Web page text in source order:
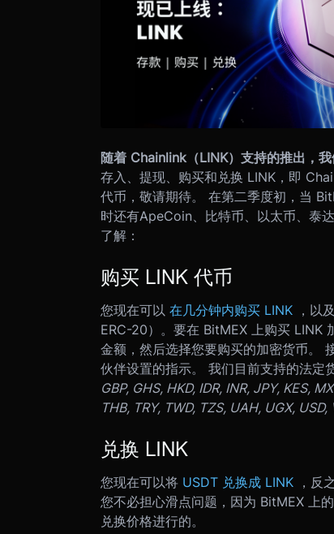
随着 Chainlink（LINK）支持的推出，我
存入、提现、购买和兑换 LINK，即
代币，敬请期待。 在第二季度初，当
时还有ApeCoin、比特币、以太币、泰
了解：
购买 LINK 代币
您现在可以 在几分钟内购买 LINK
，以
ERC-20）。要在 BitMEX 上购买 LINK
金额，然后选择您要购买的加密货币。
伙伴设置的指示。 我们目前支持的法定
GBP, GHS, HKD, IDR, INR, JPY, KES,
THB, TRY, TWD, TZS, UAH, UGX, USD,
兑换 LINK
您现在可以将 USDT 兑换成 LINK
，反
您不必担心滑点问题，因为 BitMEX 上
兑换价格进行的。